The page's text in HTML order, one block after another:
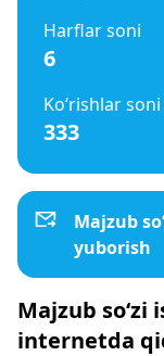
Harflar soni
6
Ko‘rishlar soni
333
Majzub
yuborish
Majzub
internetda